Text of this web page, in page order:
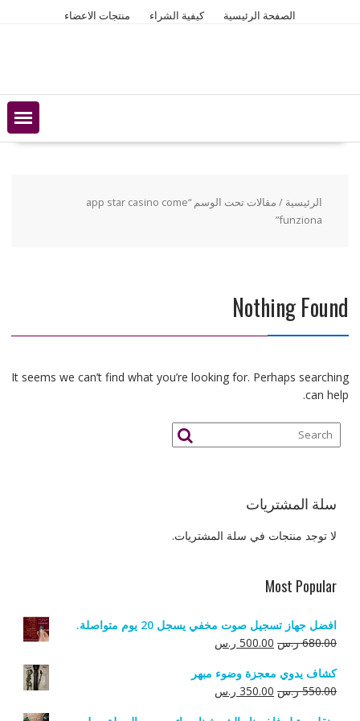
الصفحة الرئيسية كيفية الشراء منتجات الاعضاء
الرئيسية
/ مقالات تحت الوسم “app star casino come
funziona”
Nothing Found
It seems we can’t find what you’re looking for. Perhaps searching
can help.
سلة المشتريات
لا توجد منتجات في سلة المشتريات.
Most Popular
افضل جهاز تسجيل صوت مخفي يسجل 20 يوم متواصلة.
680.00 ر.س السعر
هو:
680.00 ر.س.
500.00 ر.سالسعر
هو:
500.00 ر.س.
كشاف يدوي معجزة وضوء مبهر
550.00 ر.س السعر
350.00 ر.سالسعر